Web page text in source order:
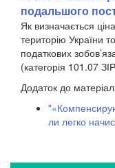
подальшого
Як визначається
територію України
податкових
(категорія 101.07
Додаток до
ли легко